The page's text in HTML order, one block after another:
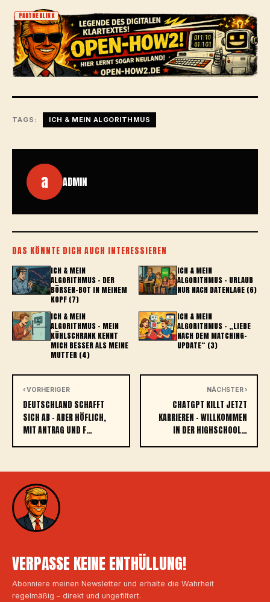
PARTNERLINK
TAGS: ICH & MEIN ALGORITHMUS
a ADMIN
DAS KÖNNTE DICH AUCH INTERESSIEREN
ICH & MEIN
ALGORITHMUS – DER
BÖRSEN-BOT IN MEINEM
KOPF (7)
ICH & MEIN
ALGORITHMUS – URLAUB
NUR NACH DATENLAGE (6)
ICH & MEIN
ALGORITHMUS – MEIN
KÜHLSCHRANK KENNT
MICH BESSER ALS MEINE
MUTTER (4)
ICH & MEIN
ALGORITHMUS - „LIEBE
NACH DEM MATCHING-
UPDATE“ (3)
‹ VORHERIGER
DEUTSCHLAND SCHAFFT
SICH AB – ABER HÖFLICH,
MIT ANTRAG UND F…
NÄCHSTER ›
CHATGPT KILLT JETZT
KARRIEREN – WILLKOMMEN
IN DER HIGHSCHOOL…
VERPASSE KEINE ENTHÜLLUNG!
Abonniere meinen Newsletter und erhalte die Wahrheit
regelmäßig – direkt und ungefiltert.